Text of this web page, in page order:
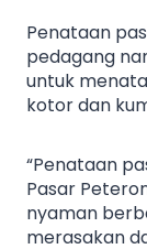
Penataan
pedagang
untuk
kotor dan
“Penataan
Pasar
nyaman
merasakan